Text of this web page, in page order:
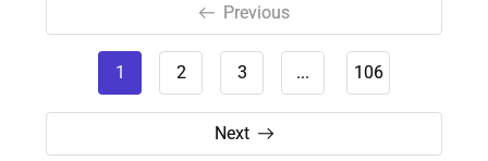
Previous
1 2 3 ... 106
Next